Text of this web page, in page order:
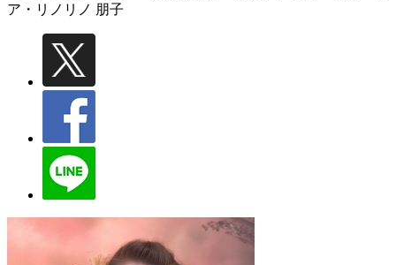
ア・リノリノ 朋子